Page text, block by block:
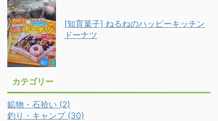
[知育菓子] ねるねのハッピーキッチン
ドーナツ
カテゴリー
鉱物・石拾い (2)
釣り・キャンプ (30)